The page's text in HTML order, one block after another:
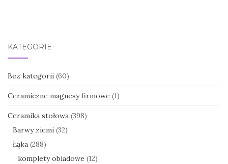
KATEGORIE
Bez kategorii (60)
Ceramiczne magnesy firmowe (1)
Ceramika stołowa (398)
Barwy ziemi (32)
Łąka (288)
komplety obiadowe (12)